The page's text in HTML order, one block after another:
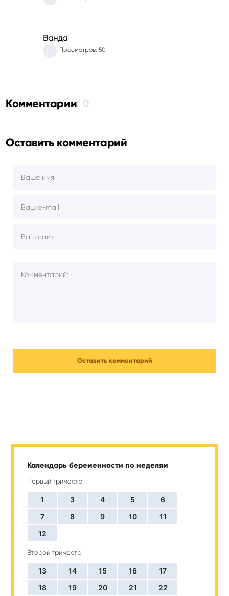
Ванда
Просмотров: 501
Комментарии 0
Оставить комментарий
Календарь беременности по неделям
Первый триместр:
1 3 4 5
6
7
8 9 10
11
12
Второй триместр:
13 14 15 16
17
18
19 20 21
22